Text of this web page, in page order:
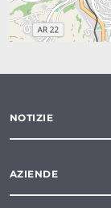
NOTIZIE
AZIENDE